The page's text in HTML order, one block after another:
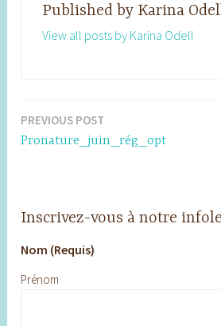
Published by Karina
View all posts by Karina Odell
Post
navigation
PREVIOUS POST
Pronature_juin_rég_opt
Inscrivez-vous à notre
Nom (Requis)
Prénom